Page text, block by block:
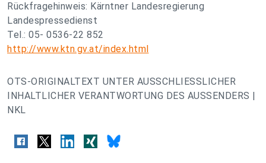
Rückfragehinweis: Kärntner Landesregierung
Landespressedienst
Tel.: 05- 0536-22 852
http://www.ktn.gv.at/index.html
OTS-ORIGINALTEXT UNTER AUSSCHLIESSLICHER
INHALTLICHER VERANTWORTUNG DES AUSSENDERS |
NKL